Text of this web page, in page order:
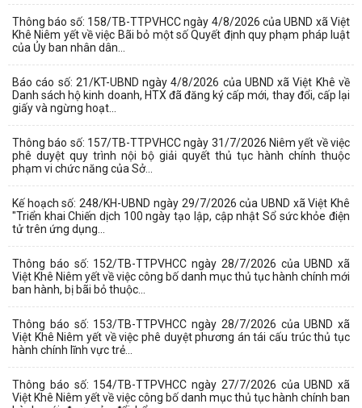
Thông báo số: 158/TB-TTPVHCC ngày 4/8/2026 của UBND xã Việt
Khê Niêm yết về việc Bãi bỏ một số Quyết định quy phạm pháp luật
của Ủy ban nhân dân...
Báo cáo số: 21/KT-UBND ngày 4/8/2026 của UBND xã Việt Khê về
Danh sách hộ kinh doanh, HTX đã đăng ký cấp mới, thay đổi, cấp lại
giấy và ngừng hoạt...
Thông báo số: 157/TB-TTPVHCC ngày 31/7/2026 Niêm yết về việc
phê duyệt quy trình nội bộ giải quyết thủ tục hành chính thuộc
phạm vi chức năng của Sở...
Kế hoạch số: 248/KH-UBND ngày 29/7/2026 của UBND xã Việt Khê
"Triển khai Chiến dịch 100 ngày tạo lập, cập nhật Sổ sức khỏe điện
tử trên ứng dụng...
Thông báo số: 152/TB-TTPVHCC ngày 28/7/2026 của UBND xã
Việt Khê Niêm yết về việc công bố danh mục thủ tục hành chính mới
ban hành, bị bãi bỏ thuộc...
Thông báo số: 153/TB-TTPVHCC ngày 28/7/2026 của UBND xã
Việt Khê Niêm yết về việc phê duyệt phương án tái cấu trúc thủ tục
hành chính lĩnh vực trẻ...
Thông báo số: 154/TB-TTPVHCC ngày 27/7/2026 của UBND xã
Việt Khê Niêm yết về việc công bố danh mục thủ tục hành chính ban